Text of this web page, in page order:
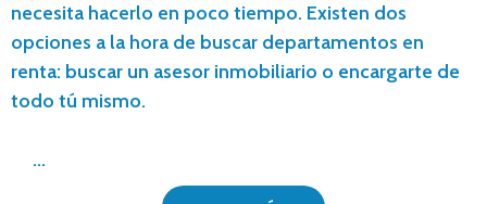
necesita hacerlo en poco tiempo. Existen dos
opciones a la hora de buscar departamentos en
renta: buscar un asesor inmobiliario o encargarte de
todo tú mismo.
...